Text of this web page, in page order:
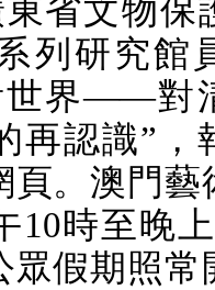
東省文物保
列研究館
世界——對
再認識”，
頁。澳門藝
10時至晚上
眾假期照常